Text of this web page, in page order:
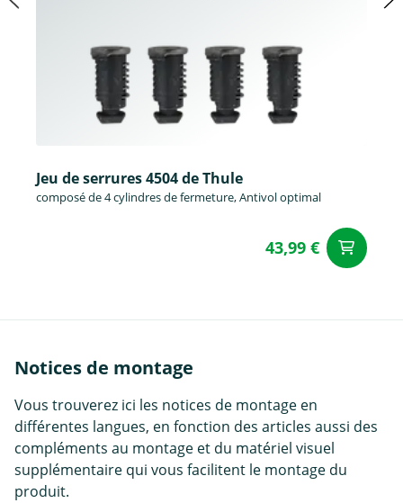
Jeu de serrures 4504 de Thule
composé de 4 cylindres de fermeture, Antivol optimal
43,99 €
Notices de montage
Vous trouverez ici les notices de montage en
différentes langues, en fonction des articles aussi des
compléments au montage et du matériel visuel
supplémentaire qui vous facilitent le montage du
produit.